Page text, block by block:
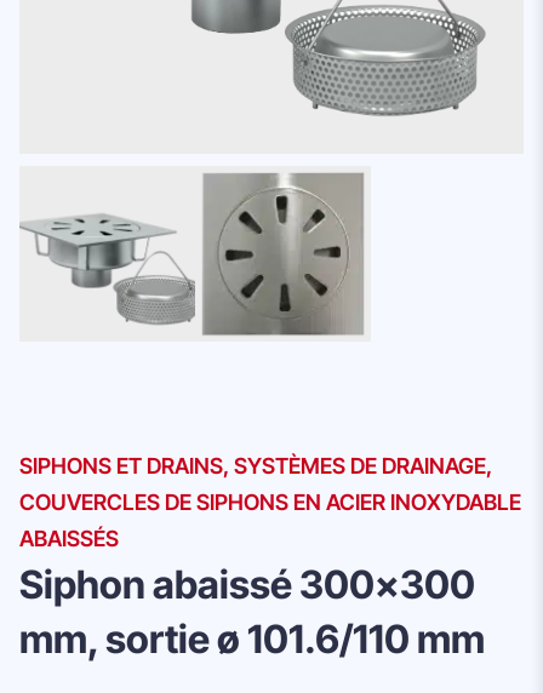
SIPHONS ET DRAINS, SYSTÈMES DE DRAINAGE,
COUVERCLES DE SIPHONS EN ACIER INOXYDABLE
ABAISSÉS
Siphon abaissé 300×300
mm, sortie ø 101.6/110 mm